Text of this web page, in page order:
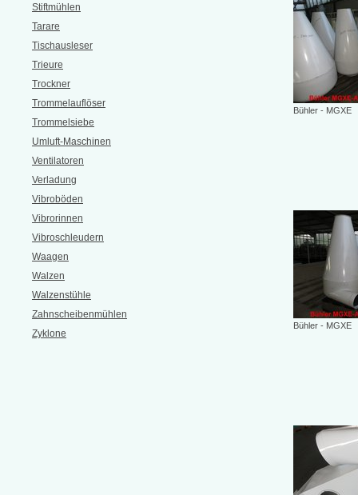
Stiftmühlen
Tarare
Tischausleser
Trieure
Trockner
Trommelauflöser
Trommelsiebe
Umluft-Maschinen
Ventilatoren
Verladung
Vibroböden
Vibrorinnen
Vibroschleudern
Waagen
Walzen
Walzenstühle
Zahnscheibenmühlen
Zyklone
Bühler - MGXE
Bühler - MGXE